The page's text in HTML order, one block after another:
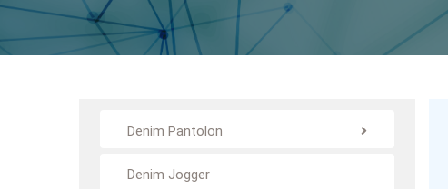
Denim Pantolon
Denim Jogger